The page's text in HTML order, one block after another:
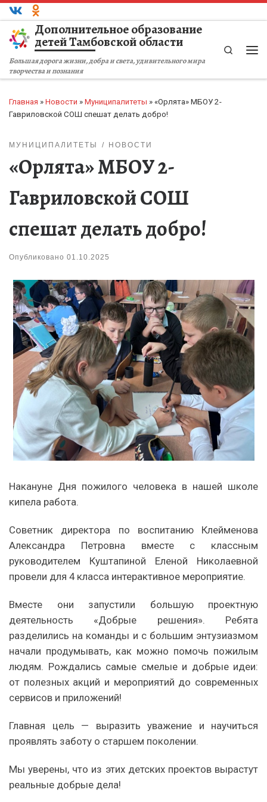
Перейти к содержимому
Дополнительное образование
детей Тамбовской области
Большая дорога жизни, добра и света, удивительного мира
творчества и познания
Search
Главная » Новости » Муниципалитеты » «Орлята» МБОУ 2-
Гавриловской СОШ спешат делать добро!
МУНИЦИПАЛИТЕТЫ НОВОСТИ
«Орлята» МБОУ 2-
Гавриловской СОШ
спешат делать добро!
Опубликовано 01.10.2025
Накануне Дня пожилого человека в нашей школе
кипела работа.
Советник директора по воспитанию Клейменова
Александра Петровна вместе с классным
руководителем Куштапиной Еленой Николаевной
провели для 4 класса интерактивное мероприятие.
Вместе они запустили большую проектную
деятельность «Добрые решения». Ребята
разделились на команды и с большим энтузиазмом
начали продумывать, как можно помочь пожилым
людям. Рождались самые смелые и добрые идеи:
от полезных акций и мероприятий до современных
сервисов и приложений!
Главная цель — выразить уважение и научиться
проявлять заботу о старшем поколении.
Мы уверены, что из этих детских проектов вырастут
реальные добрые дела!